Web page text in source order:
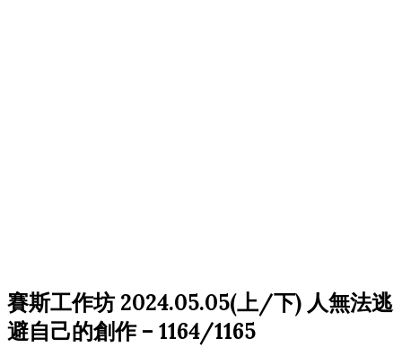
賽斯工作坊 2024.05.05(上/下) 人無法逃
避自己的創作 – 1164/1165